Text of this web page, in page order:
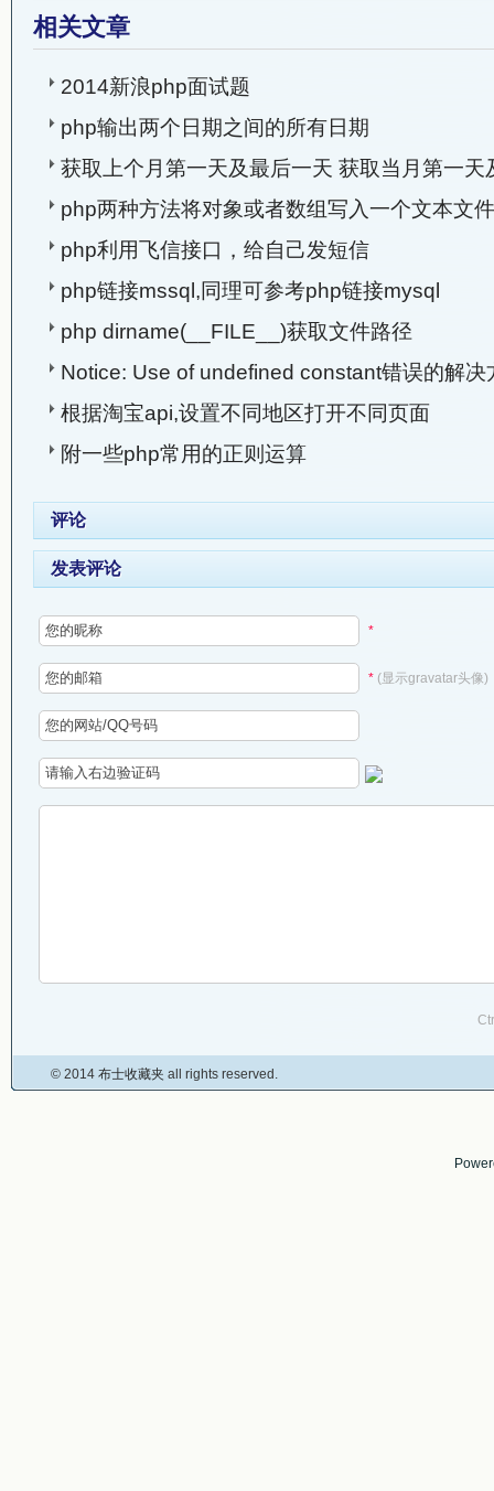
相关文章
2014新浪php面试题
php输出两个日期之间的所有日期
获取上个月第一天及最后一天 获取当月第一天
php两种方法将对象或者数组写入一个文本文件
php利用飞信接口，给自己发短信
php链接mssql,同理可参考php链接mysql
php dirname(__FILE__)获取文件路径
Notice: Use of undefined constant错误的解决
根据淘宝api,设置不同地区打开不同页面
附一些php常用的正则运算
评论
发表评论
*
* (显示gravatar头像)
© 2014 布士收藏夹 all rights reserved.